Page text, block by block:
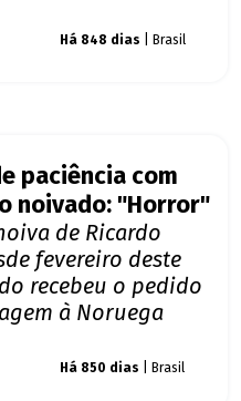
Há 848 dias | Brasil
paciência com
noivado: "Horror"
de Ricardo
fevereiro deste
recebeu o pedido
à Noruega
Há 850 dias | Brasil